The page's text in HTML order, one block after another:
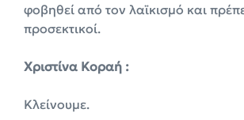
φοβηθεί από τον λαϊκισμό και
προσεκτικοί.
Χριστίνα Κοραή :
Κλείνουμε.